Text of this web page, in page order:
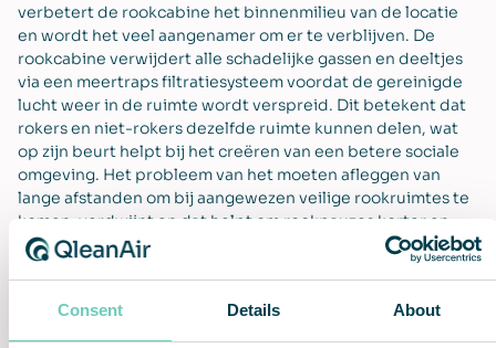
Consent Details About
verbetert de rookcabine het binnenmilieu van de locatie
en wordt het veel aangenamer om er te verblijven. De
rookcabine verwijdert alle schadelijke gassen en deeltjes
via een meertraps filtratiesysteem voordat de gereinigde
lucht weer in de ruimte wordt verspreid. Dit betekent dat
rokers en niet-rokers dezelfde ruimte kunnen delen, wat
op zijn beurt helpt bij het creëren van een betere sociale
omgeving. Het probleem van het moeten afleggen van
lange afstanden om bij aangewezen veilige rookruimtes te
komen, verdwijnt en dat helpt om rookpauzes korter en
veiliger te maken en de productiviteit te verhogen en
inkomsten te genereren. De SF Forum is uitgerust met ons
perfect voor elke omgeving waar een groot aantal mensen
samenkomen en er behoefte is om veel rokers